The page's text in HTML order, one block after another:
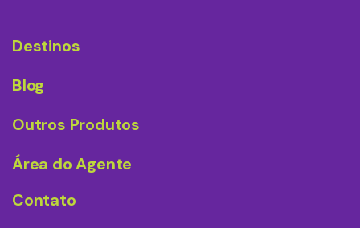
Destinos
Blog
Outros Produtos
Área do Agente
Contato